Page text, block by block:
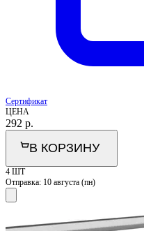
Сертификат
ЦЕНА
292 р.
В КОРЗИНУ
4 ШТ
Отправка: 10 августа (пн)